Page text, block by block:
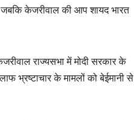
केजरीवाल की आप शायद भारत
राज्यसभा में मोदी सरकार के
भ्रष्टाचार के मामलों को बेईमानी से